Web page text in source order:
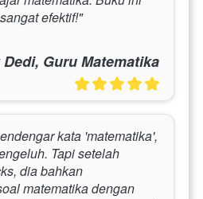
efektif!"
Dedi, Guru Matematika
kata 'matematika',
Tapi setelah
dia bahkan
matematika dengan